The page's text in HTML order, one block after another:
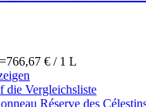
766,67 € / 1 L
die Vergleichsliste